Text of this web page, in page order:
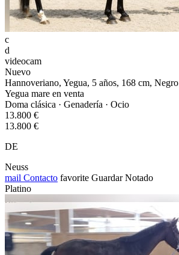
c
d
videocam
Nuevo
Hannoveriano, Yegua, 5 años, 168 cm, Negro
Yegua mare en venta
Doma clásica · Genadería · Ocio
13.800 €
13.800 €
DE
Neuss
mail Contacto favorite Guardar Notado
Platino